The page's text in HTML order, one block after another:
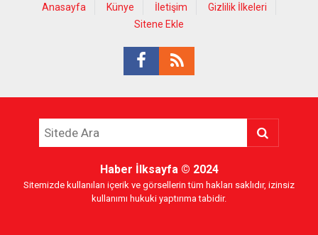
Anasayfa Künye İletişim
Gizlilik İlkeleri
Sitene Ekle
Haber İlksayfa © 2024
Sitemizde kullanılan içerik ve görsellerin tüm hakları saklıdır, izinsiz
kullanımı hukuki yaptırıma tabidir.